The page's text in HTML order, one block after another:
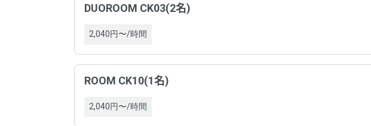
DUOROOM CK03(2名)
2,040円〜/時間
ROOM CK10(1名)
2,040円〜/時間